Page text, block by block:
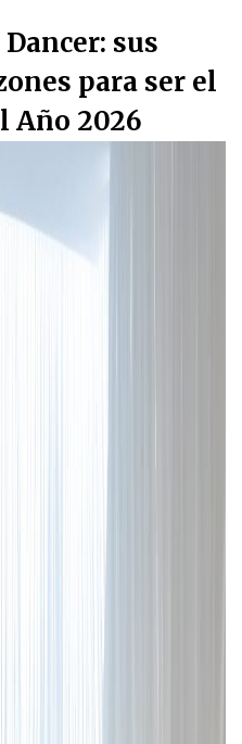
sus
para ser el
Año 2026